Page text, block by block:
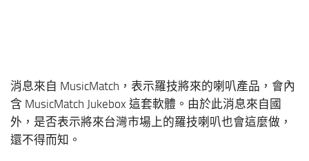
消息來自 MusicMatch，表示羅技將來的喇叭產品，會內
含 MusicMatch Jukebox 這套軟體。由於此消息來自國
外，是否表示將來台灣市場上的羅技喇叭也會這麼做，
還不得而知。